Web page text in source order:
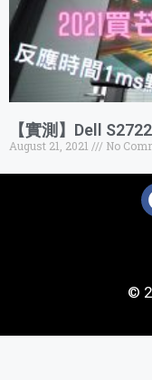
【實測】Dell
August 21, 2021 No
©